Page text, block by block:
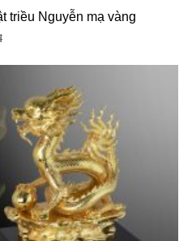
triều Nguyễn mạ vàng